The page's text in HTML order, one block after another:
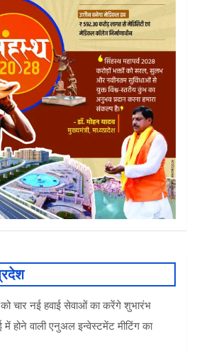
को चार नई हवाई सेवाओं का करेंगे शुभारंभ
में होने वाली एनुअल इन्वेस्टमेंट मीटिंग का